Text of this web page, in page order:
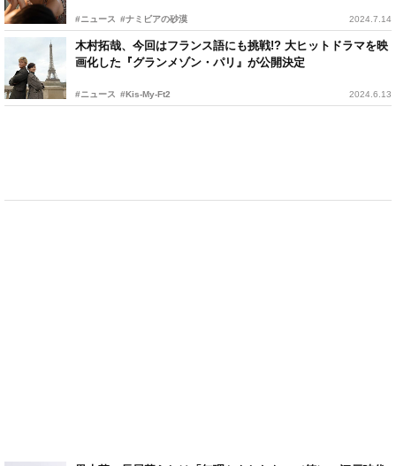
#ニュース #ナミビアの砂漠 2024.7.14
木村拓哉、今回はフランス語にも挑戦!? 大ヒットドラマを映
画化した『グランメゾン・パリ』が公開決定
#ニュース #Kis-My-Ft2 2024.6.13